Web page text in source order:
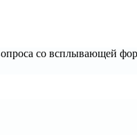
со всплывающей